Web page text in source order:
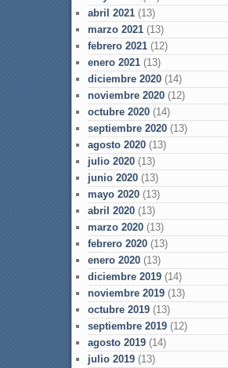
abril 2021(13)
marzo 2021(13)
febrero 2021(12)
enero 2021(13)
diciembre 2020(14)
noviembre 2020(12)
octubre 2020(14)
septiembre 2020(13)
agosto 2020(13)
julio 2020(13)
junio 2020(13)
mayo 2020(13)
abril 2020(13)
marzo 2020(13)
febrero 2020(13)
enero 2020(13)
diciembre 2019(14)
noviembre 2019(13)
octubre 2019(13)
septiembre 2019(12)
agosto 2019(14)
julio 2019(13)